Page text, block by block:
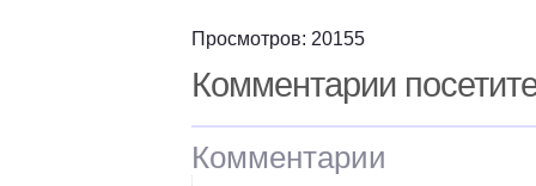
Просмотров: 20155
Комментарии
Комментарии